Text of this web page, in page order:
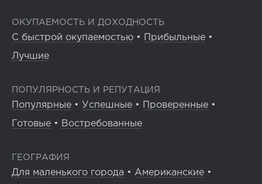
ОКУПАЕМОСТЬ И ДОХОДНОСТЬ
С быстрой окупаемостью • Прибыльные •
Лучшие
ПОПУЛЯРНОСТЬ И РЕПУТАЦИЯ
Популярные • Успешные • Проверенные •
Готовые • Востребованные
ГЕОГРАФИЯ
Для маленького города • Американские •